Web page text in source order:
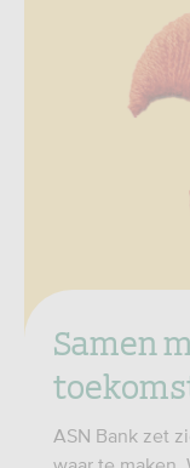
Samen
ASN Bank zet